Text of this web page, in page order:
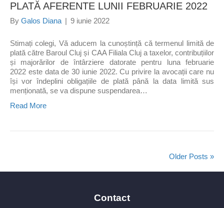
PLATĂ AFERENTE LUNII FEBRUARIE 2022
By Galos Diana | 9 iunie 2022
Stimați colegi, Vă aducem la cunoștință că termenul limită de
plată către Baroul Cluj și CAA Filiala Cluj a taxelor, contribuțiilor
și majorărilor de întârziere datorate pentru luna februarie
2022 este data de 30 iunie 2022. Cu privire la avocații care nu
își vor îndeplini obligațiile de plată până la data limită sus
menționată, se va dispune suspendarea…
Read More
Older Posts »
Contact